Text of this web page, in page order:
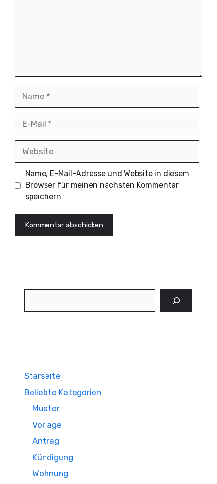
Name, E-Mail-Adresse und Website in diesem
Browser für meinen nächsten Kommentar
speichern.
Starseite
Beliebte Kategorien
Muster
Vorlage
Antrag
Kündigung
Wohnung